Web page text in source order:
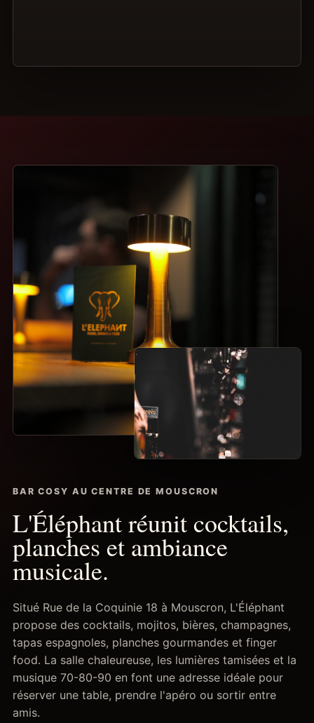
BAR COSY AU CENTRE DE MOUSCRON
L'Éléphant réunit cocktails,
planches et ambiance
musicale.
Situé Rue de la Coquinie 18 à Mouscron, L'Éléphant
propose des cocktails, mojitos, bières, champagnes,
tapas espagnoles, planches gourmandes et finger
food. La salle chaleureuse, les lumières tamisées et la
musique 70-80-90 en font une adresse idéale pour
réserver une table, prendre l'apéro ou sortir entre
amis.